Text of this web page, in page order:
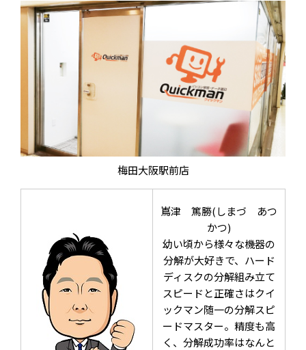
梅田大阪駅前店
嶌津 篤勝(しまづ あつ
かつ)
幼い頃から様々な機器の
分解が大好きで、ハード
ディスクの分解組み立て
スピードと正確さはクイ
ックマン随一の分解スピ
ードマスター。精度も高
く、分解成功率はなんと